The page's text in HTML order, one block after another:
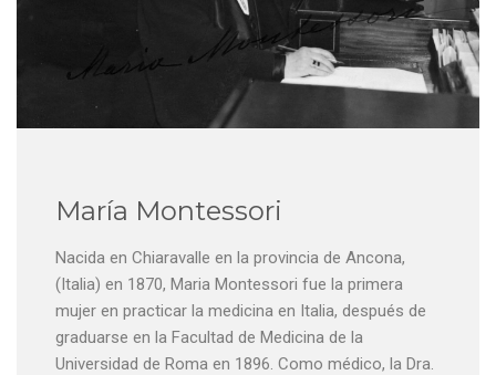
María Montessori
Nacida en Chiaravalle en la provincia de Ancona,
(Italia) en 1870, Maria Montessori fue la primera
mujer en practicar la medicina en Italia, después de
graduarse en la Facultad de Medicina de la
Universidad de Roma en 1896. Como médico, la Dra.